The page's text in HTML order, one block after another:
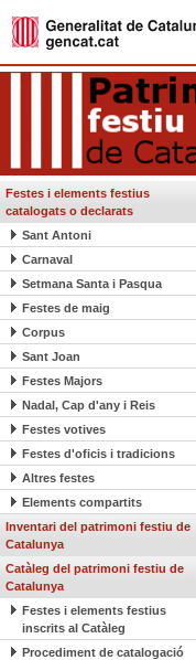
Festes i elements festius
catalogats o declarats
Sant Antoni
Carnaval
Setmana Santa i Pasqua
Festes de maig
Corpus
Sant Joan
Festes Majors
Nadal, Cap d'any i Reis
Festes votives
Festes d'oficis i tradicions
Altres festes
Elements compartits
Inventari del patrimoni festiu de
Catalunya
Catàleg del patrimoni festiu de
Catalunya
Festes i elements festius
inscrits al Catàleg
Procediment de catalogació